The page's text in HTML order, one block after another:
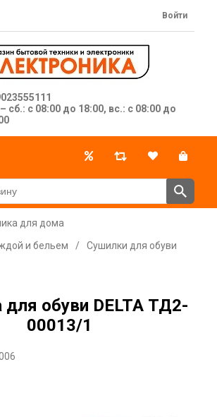
сб.: с 08:00 до 18:00, вс.: с 08:00 до
Войти
для дома
и бельем / Сушилки для обуви
обуви DELTA ТД2-
00013/1